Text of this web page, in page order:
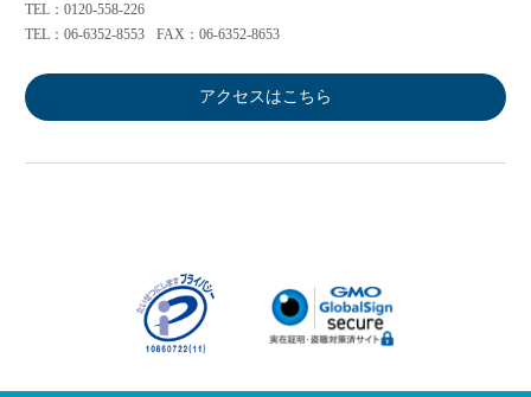
TEL：0120-558-226
TEL：06-6352-8553
FAX：06-6352-8653
アクセスはこちら